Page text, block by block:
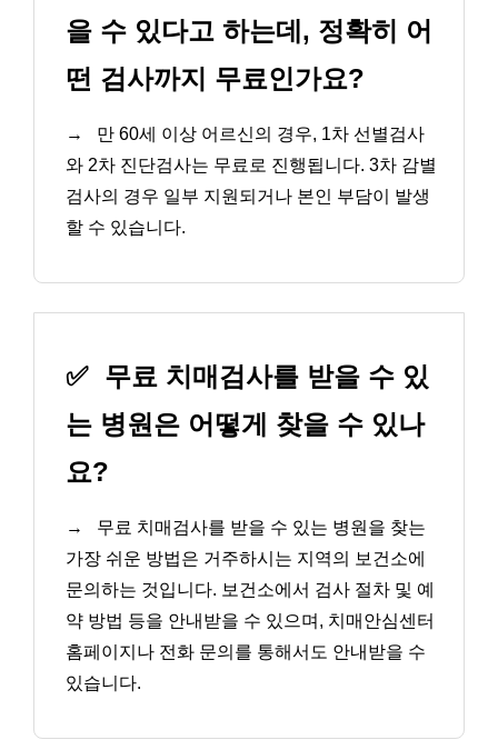
을 수 있다고 하는데, 정확히 어
떤 검사까지 무료인가요?
→
만 60세 이상 어르신의 경우, 1차 선별검사
와 2차 진단검사는 무료로 진행됩니다. 3차 감별
검사의 경우 일부 지원되거나 본인 부담이 발생
할 수 있습니다.
✅ 무료 치매검사를 받을 수 있
는 병원은 어떻게 찾을 수 있나
요?
→
무료 치매검사를 받을 수 있는 병원을 찾는
가장 쉬운 방법은 거주하시는 지역의 보건소에
문의하는 것입니다. 보건소에서 검사 절차 및 예
약 방법 등을 안내받을 수 있으며, 치매안심센터
홈페이지나 전화 문의를 통해서도 안내받을 수
있습니다.